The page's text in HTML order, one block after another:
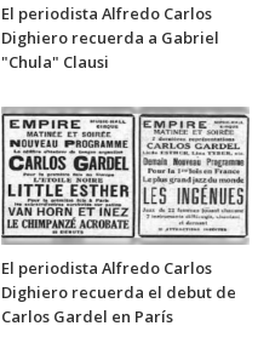
El periodista Alfredo Carlos
Dighiero recuerda a Gabriel
"Chula" Clausi
El periodista Alfredo Carlos
Dighiero recuerda el debut de
Carlos Gardel en París